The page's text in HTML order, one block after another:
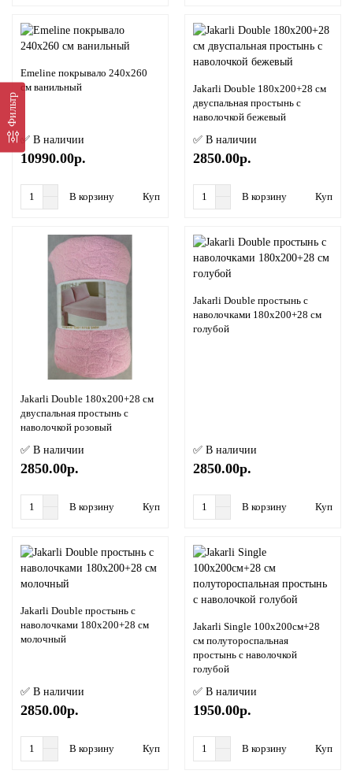
Фильтр
Emeline покрывало 240х260
см ванильный
✅ В наличии
10990.00р.
В корзину Купить в 1 клик
Jakarli Double 180х200+28 см
двуспальная простынь с
наволочкой бежевый
✅ В наличии
2850.00р.
В корзину Купить
Jakarli Double 180х200+28 см
двуспальная простынь с
наволочкой розовый
✅ В наличии
2850.00р.
В корзину Купить в 1 клик
Jakarli Double простынь с
наволочками 180х200+28 см
голубой
✅ В наличии
2850.00р.
В корзину Купить
Jakarli Double простынь с
наволочками 180х200+28 см
молочный
✅ В наличии
2850.00р.
В корзину Купить в 1 клик
Jakarli Single 100х200см+28
см полутороспальная
простынь с наволочкой
голубой
✅ В наличии
1950.00р.
В корзину Купить